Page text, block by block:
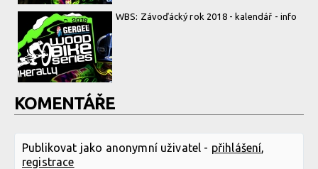
WBS: Závoďácký rok 2018 - kalendář - info
KOMENTÁŘE
Publikovat jako anonymní uživatel - přihlášení,
registrace